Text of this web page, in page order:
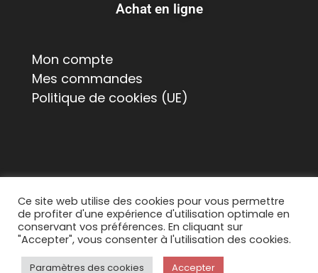
Achat en ligne
Mon compte
Mes commandes
Politique de cookies (UE)
© 2026 Suisse Poulailler MR Sàrl, Chemin de La
Chapelle 8, 1615 Bossonnens
Tous droits réservés. Contact :
Ce site web utilise des cookies pour vous permettre
de profiter d'une expérience d'utilisation optimale en
conservant vos préférences. En cliquant sur
"Accepter", vous consenter à l'utilisation des cookies.
Paramètres des cookies Accepter